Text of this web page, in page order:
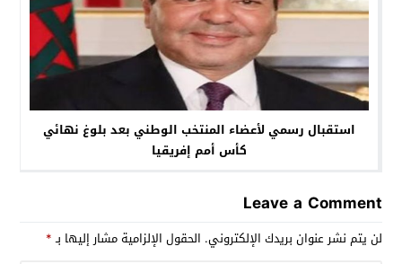
استقبال رسمي لأعضاء المنتخب الوطني بعد بلوغ نهائي
كأس أمم إفريقيا
Leave a Comment
لن يتم نشر عنوان بريدك الإلكتروني. الحقول الإلزامية مشار إليها بـ*